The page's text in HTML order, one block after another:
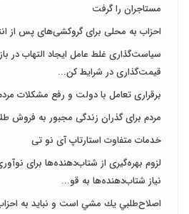
مستاجران را گرفت
احزاب به محلی برای گروکشی‌های پس از
سیاست‌گذاری غلط عامل ایجاد التهاب در
قیمت‌گذاری در شرایط کن...
برقراری تعامل با دولت و رفع مشکلات
مردم برای گذران زندگی مجبور به فروش
خدمات متفاوت استارتاپ آی نو تی
لزوم بهره‌گیری از شتاب‌دهنده‌ها برای
نیاز شتاب‌دهنده‌ها به قو...
اصلاح‌طلبي يك مشي است و نبايد به